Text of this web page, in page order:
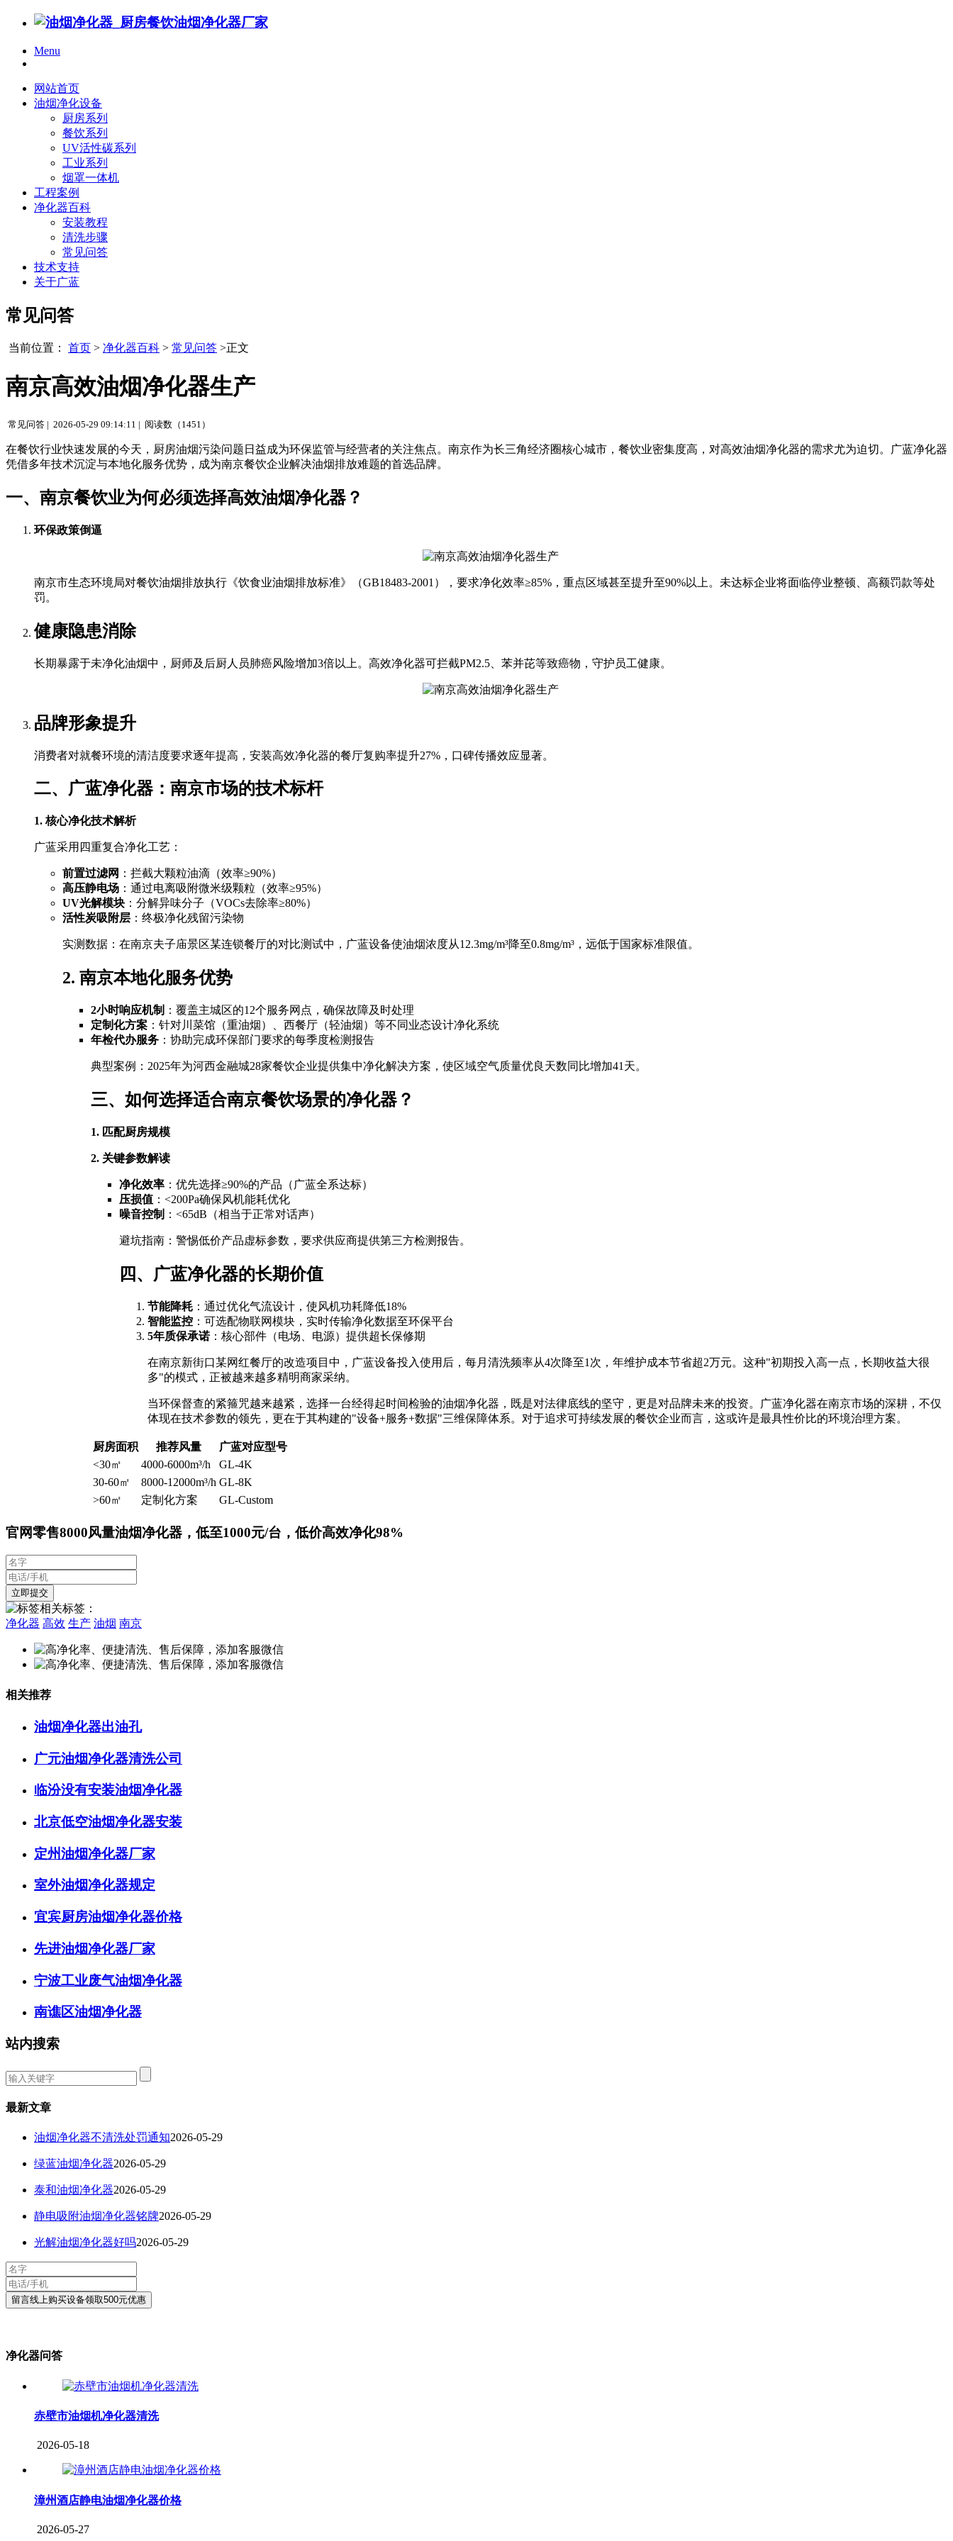
Menu
网站首页
油烟净化设备
厨房系列
餐饮系列
UV活性碳系列
工业系列
烟罩一体机
工程案例
净化器百科
安装教程
清洗步骤
常见问答
技术支持
关于广蓝
常见问答
当前位置： 首页 > 净化器百科 > 常见问答 >正文
南京高效油烟净化器生产
常见问答 | 2026-05-29 09:14:11 | 阅读数（1451）
在餐饮行业快速发展的今天，厨房油烟污染问题日益成为环保监管与经营者的关注焦点。南京作为长三角经济圈核心城市，餐饮业密集度高，对高效油烟净化器的需求尤为迫切。广蓝净化器
凭借多年技术沉淀与本地化服务优势，成为南京餐饮企业解决油烟排放难题的首选品牌。
一、南京餐饮业为何必须选择高效油烟净化器？
环保政策倒逼
南京市生态环境局对餐饮油烟排放执行《饮食业油烟排放标准》（GB18483-2001），要求净化效率≥85%，重点区域甚至提升至90%以上。未达标企业将面临停业整顿、高额罚款等处
罚。
健康隐患消除
长期暴露于未净化油烟中，厨师及后厨人员肺癌风险增加3倍以上。高效净化器可拦截PM2.5、苯并芘等致癌物，守护员工健康。
品牌形象提升
消费者对就餐环境的清洁度要求逐年提高，安装高效净化器的餐厅复购率提升27%，口碑传播效应显著。
二、广蓝净化器：南京市场的技术标杆
1. 核心净化技术解析
广蓝采用四重复合净化工艺：
前置过滤网 ：拦截大颗粒油滴（效率≥90%）
高压静电场 ：通过电离吸附微米级颗粒（效率≥95%）
UV光解模块 ：分解异味分子（VOCs去除率≥80%）
活性炭吸附层 ：终极净化残留污染物
实测数据：在南京夫子庙景区某连锁餐厅的对比测试中，广蓝设备使油烟浓度从12.3mg/m³降至0.8mg/m³，远低于国家标准限值。
2. 南京本地化服务优势
2小时响应机制 ：覆盖主城区的12个服务网点，确保故障及时处理
定制化方案 ：针对川菜馆（重油烟）、西餐厅（轻油烟）等不同业态设计净化系统
年检代办服务 ：协助完成环保部门要求的每季度检测报告
典型案例：2025年为河西金融城28家餐饮企业提供集中净化解决方案，使区域空气质量优良天数同比增加41天。
三、如何选择适合南京餐饮场景的净化器？
1. 匹配厨房规模
2. 关键参数解读
净化效率 ：优先选择≥90%的产品（广蓝全系达标）
压损值 ：<200Pa确保风机能耗优化
噪音控制 ：<65dB（相当于正常对话声）
避坑指南：警惕低价产品虚标参数，要求供应商提供第三方检测报告。
四、广蓝净化器的长期价值
节能降耗 ：通过优化气流设计，使风机功耗降低18%
智能监控 ：可选配物联网模块，实时传输净化数据至环保平台
5年质保承诺：核心部件（电场、电源）提供超长保修期
在南京新街口某网红餐厅的改造项目中，广蓝设备投入使用后，每月清洗频率从4次降至1次，年维护成本节省超2万元。这种"初期投入高一点，长期收益大很
多"的模式，正被越来越多精明商家采纳。
当环保督查的紧箍咒越来越紧，选择一台经得起时间检验的油烟净化器，既是对法律底线的坚守，更是对品牌未来的投资。广蓝净化器在南京市场的深耕，不仅
体现在技术参数的领先，更在于其构建的"设备+服务+数据"三维保障体系。对于追求可持续发展的餐饮企业而言，这或许是最具性价比的环境治理方案。
厨房面积 推荐风量
广蓝对应型号
<30㎡
4000-6000m³/h
GL-4K
30-60㎡
8000-12000m³/h GL-8K
>60㎡
定制化方案 GL-Custom
官网零售8000风量油烟净化器，低至1000元/台，低价高效净化98%
相关标签：
净化器 高效 生产 油烟 南京
相关推荐
油烟净化器出油孔
广元油烟净化器清洗公司
临汾没有安装油烟净化器
北京低空油烟净化器安装
定州油烟净化器厂家
室外油烟净化器规定
宜宾厨房油烟净化器价格
先进油烟净化器厂家
宁波工业废气油烟净化器
南谯区油烟净化器
站内搜索
最新文章
油烟净化器不清洗处罚通知2026-05-29
绿蓝油烟净化器2026-05-29
泰和油烟净化器2026-05-29
静电吸附油烟净化器铭牌2026-05-29
光解油烟净化器好吗2026-05-29
净化器问答
赤壁市油烟机净化器清洗
2026-05-18
漳州酒店静电油烟净化器价格
2026-05-27